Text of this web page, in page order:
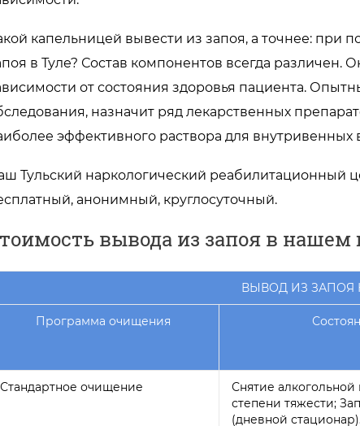
капельницей вывести из запоя, а точнее: при
в Туле? Состав компонентов всегда различен.
от состояния здоровья пациента.
назначит ряд лекарственных
эффективного раствора для внутривенных
Тульский наркологический реабилитационный
анонимный, круглосуточный.
вывода из запоя в нашем
ВЫВОД ИЗ ЗАПОЯ
Программа очищения
Стандартное очищение
Снятие
степени тяжести;
(дневной стационар).